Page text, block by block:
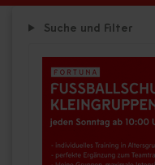
Suche und Filter